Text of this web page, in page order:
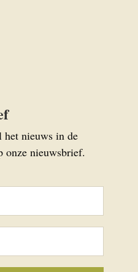
nieuws in de
onze nieuwsbrief.